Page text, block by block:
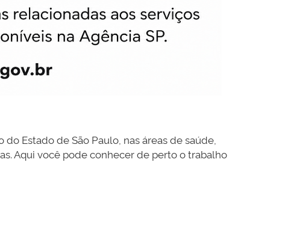
Estado de São Paulo, nas áreas de saúde,
Aqui você pode conhecer de perto o trabalho